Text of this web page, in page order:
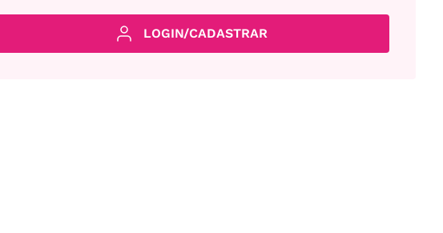
LOGIN/CADASTRAR